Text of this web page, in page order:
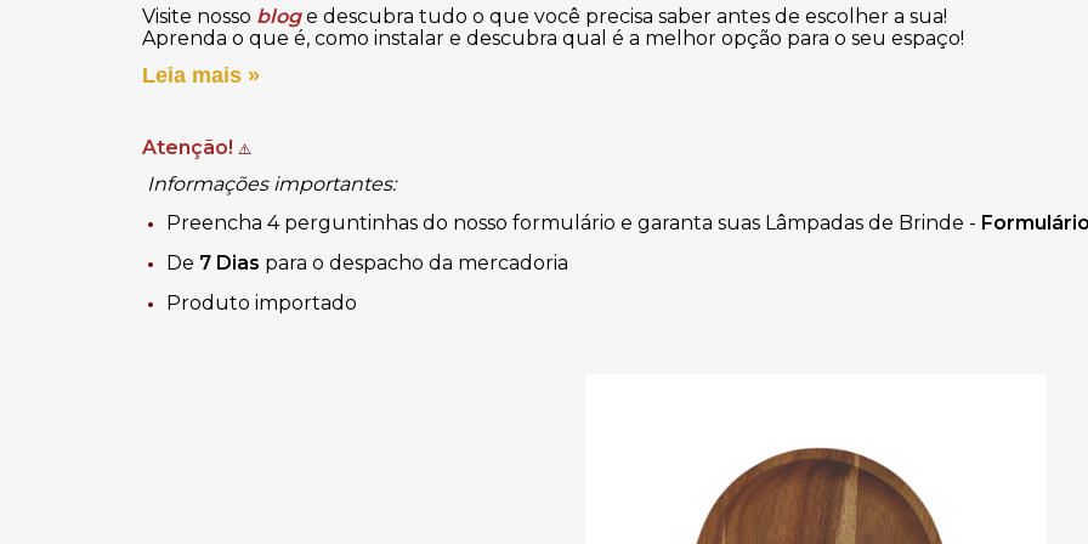
Visite nosso blog e descubra tudo o que você precisa saber antes de escolher a sua!
Aprenda o que é, como instalar e descubra qual é a melhor opção para o seu espaço!
Leia mais »
Atenção! ⚠️
Informações importantes:
Preencha 4 perguntinhas do nosso formulário e garanta suas Lâmpadas de Brinde -
De 7 Dias para o despacho da mercadoria
Produto importado